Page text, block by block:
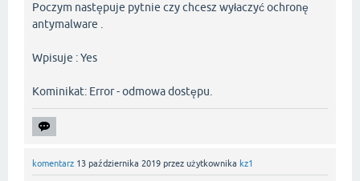
Poczym następuje pytnie czy chcesz wyłaczyć ochronę
antymalware .
Wpisuje : Yes
Kominikat: Error - odmowa dostępu.
komentarz 13 października 2019 przez użytkownika kz1